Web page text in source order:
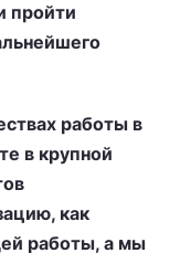
пройти
работы в
в крупной
как
работы, а мы